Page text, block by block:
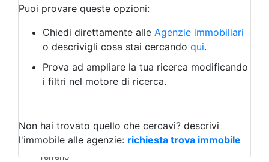
Bar/Ristorante
Albergo
Laboratorio Artigianale
Negozio/locale commerciale
Agriturismo
Magazzini
Qualsiasi
Terreno edificabile
Terreno
Puoi provare queste opzioni:
Chiedi direttamente alle Agenzie immobiliari
o descrivigli cosa stai cercando qui.
Prova ad ampliare la tua ricerca modificando
i filtri nel motore di ricerca.
Non hai trovato quello che cercavi? descrivi
l'immobile alle agenzie: richiesta trova immobile